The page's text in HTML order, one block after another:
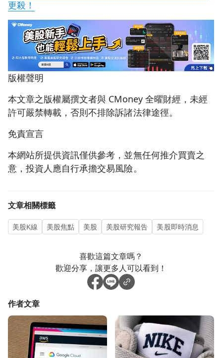
更殺！
版權聲明
本文章之版權屬撰文者與 CMoney 全曜財經，未經
許可嚴禁轉載，否則不排除訴諸法律途徑。
免責宣言
本網站所提供資訊僅供參考，並無任何推介買賣之
意，投資人應自行承擔交易風險。
文章相關標籤
美股K線 美股焦點 美股 美股研究報告 美股即時消息
喜歡這篇文章嗎？
歡迎分享，讓更多人可以看到！
作者文章